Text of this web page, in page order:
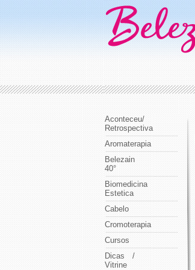
Aconteceu/
Retrospectiva
Aromaterapia
Belezain
40°
Biomedicina
Estetica
Cabelo
Cromoterapia
Cursos
Dicas /
Vitrine